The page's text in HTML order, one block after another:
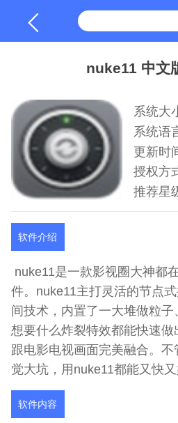
nuke11 中文
系统大
系统语
更新时
授权方
推荐星
软件介绍
nuke11是一款影视圈大神都
件。nuke11主打灵活的节点
间技术，内置了一大堆做粒子
想要什么炸裂特效都能快速
跟电影电视画面完美融合。
觉大坑，用nuke11都能又快又
软件内容